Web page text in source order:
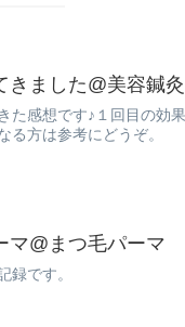
きました@美容鍼灸
た感想です♪１回目の効
る方は参考にどうぞ。
マ@まつ毛パーマ
録です。